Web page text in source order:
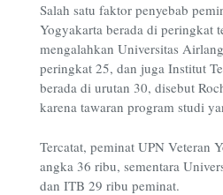
Salah satu faktor penyebab
Yogyakarta berada di peringkat
mengalahkan Universitas
peringkat 25, dan juga Institut
berada di urutan 30, disebut
karena tawaran program studi
Tercatat, peminat UPN Veteran
angka 36 ribu, sementara
dan ITB 29 ribu peminat.